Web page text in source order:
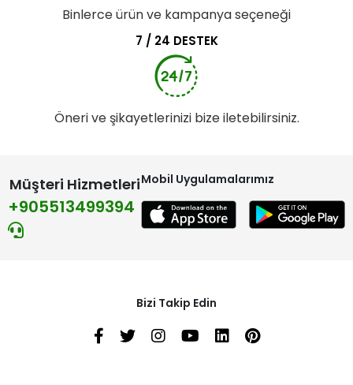
Binlerce ürün ve kampanya seçeneği
7 / 24 DESTEK
Öneri ve şikayetlerinizi bize iletebilirsiniz.
Müşteri Hizmetleri
+905513499394
Mobil Uygulamalarımız
Bizi Takip Edin